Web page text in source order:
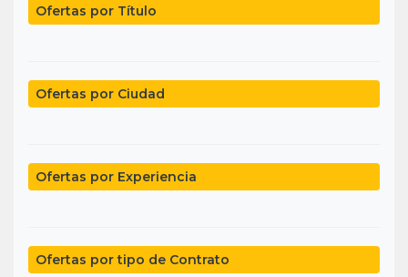
Ofertas por Título
Ofertas por Ciudad
Ofertas por Experiencia
Ofertas por tipo de Contrato